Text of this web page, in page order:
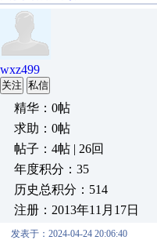
wxz499
关注 私信
精华：0帖
求助：0帖
帖子：4帖 | 26回
年度积分：35
历史总积分：514
注册：2013年11月17日
发表于：2024-04-24 20:06:40